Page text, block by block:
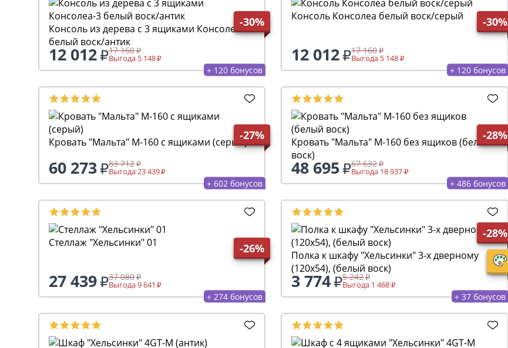
-30%
Консоль из дерева с 3 ящиками Консолеа-3
белый воск/антик
12 012 17 160
Выгода 5 148
+ 120 бонусов
-30%
Консоль Консолеа белый воск/серый
12 012 17 160
Выгода 5 148
+ 120 бонусов
-27%
Кровать "Мальта" М-160 с ящиками (серый)
60 273 83 712
Выгода 23 439
+ 602 бонусов
-28%
Кровать "Мальта" М-160 без ящиков (белый
воск)
48 695 67 632
Выгода 18 937
+ 486 бонусов
-26%
Стеллаж "Хельсинки" 01
27 439 37 080
Выгода 9 641
+ 274 бонусов
-28%
Полка к шкафу "Хельсинки" 3-х дверному
(120х54), (белый воск)
3 774 5 242
Выгода 1 468
+ 37 бонусов